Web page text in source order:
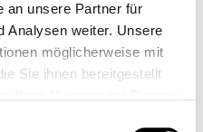
an unsere Partner für
Analysen weiter. Unsere
möglicherweise mit
Sie ihnen bereitgestellt